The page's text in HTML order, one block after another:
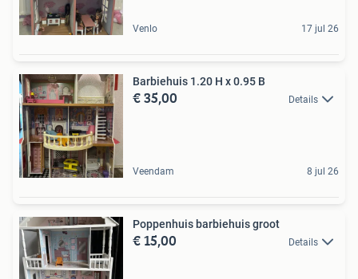
Venlo 17 jul 26
Barbiehuis 1.20 H x 0.95 B
€ 35,00 Details
Veendam 8 jul 26
Poppenhuis barbiehuis groot
€ 15,00 Details